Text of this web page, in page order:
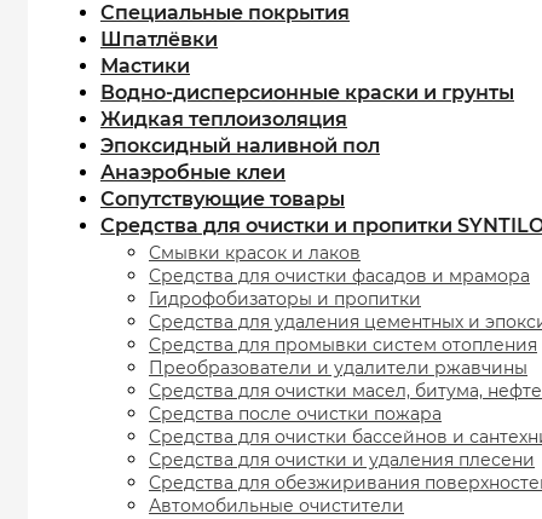
Специальные покрытия
Шпатлёвки
Мастики
Водно-дисперсионные краски и грунты
Жидкая теплоизоляция
Эпоксидный наливной пол
Анаэробные клеи
Сопутствующие товары
Средства для очистки и пропитки
Смывки красок и лаков
Средства для очистки фасадов и мрамора
Гидрофобизаторы и пропитки
Средства для удаления цементных и
Средства для промывки систем отопления
Преобразователи и удалители ржавчины
Средства для очистки масел, битума,
Средства после очистки пожара
Средства для очистки бассейнов и
Средства для очистки и удаления плесени
Средства для обезжиривания
Автомобильные очистители